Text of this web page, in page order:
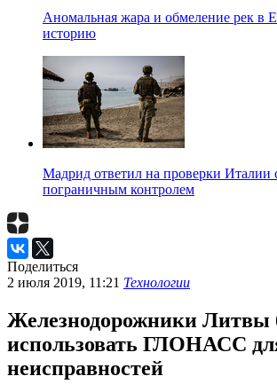
Аномальная жара и обмеление рек в
историю
Мадрид ответил на проверки Италии
пограничным контролем
Поделиться
2 июля 2019, 11:21 Технологии
Железнодорожники Литвы
использовать ГЛОНАСС
неисправностей